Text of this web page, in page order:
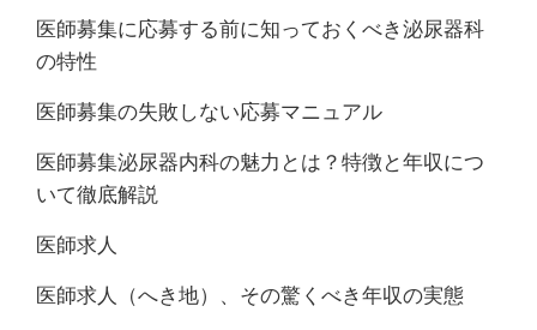
医師募集に応募する前に知っておくべき泌尿器科
の特性
医師募集の失敗しない応募マニュアル
医師募集泌尿器内科の魅力とは？特徴と年収につ
いて徹底解説
医師求人
医師求人（へき地）、その驚くべき年収の実態